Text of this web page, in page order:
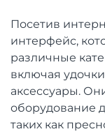
Посетив
интерфейс,
различные
включая
аксессуары.
оборудование
таких как